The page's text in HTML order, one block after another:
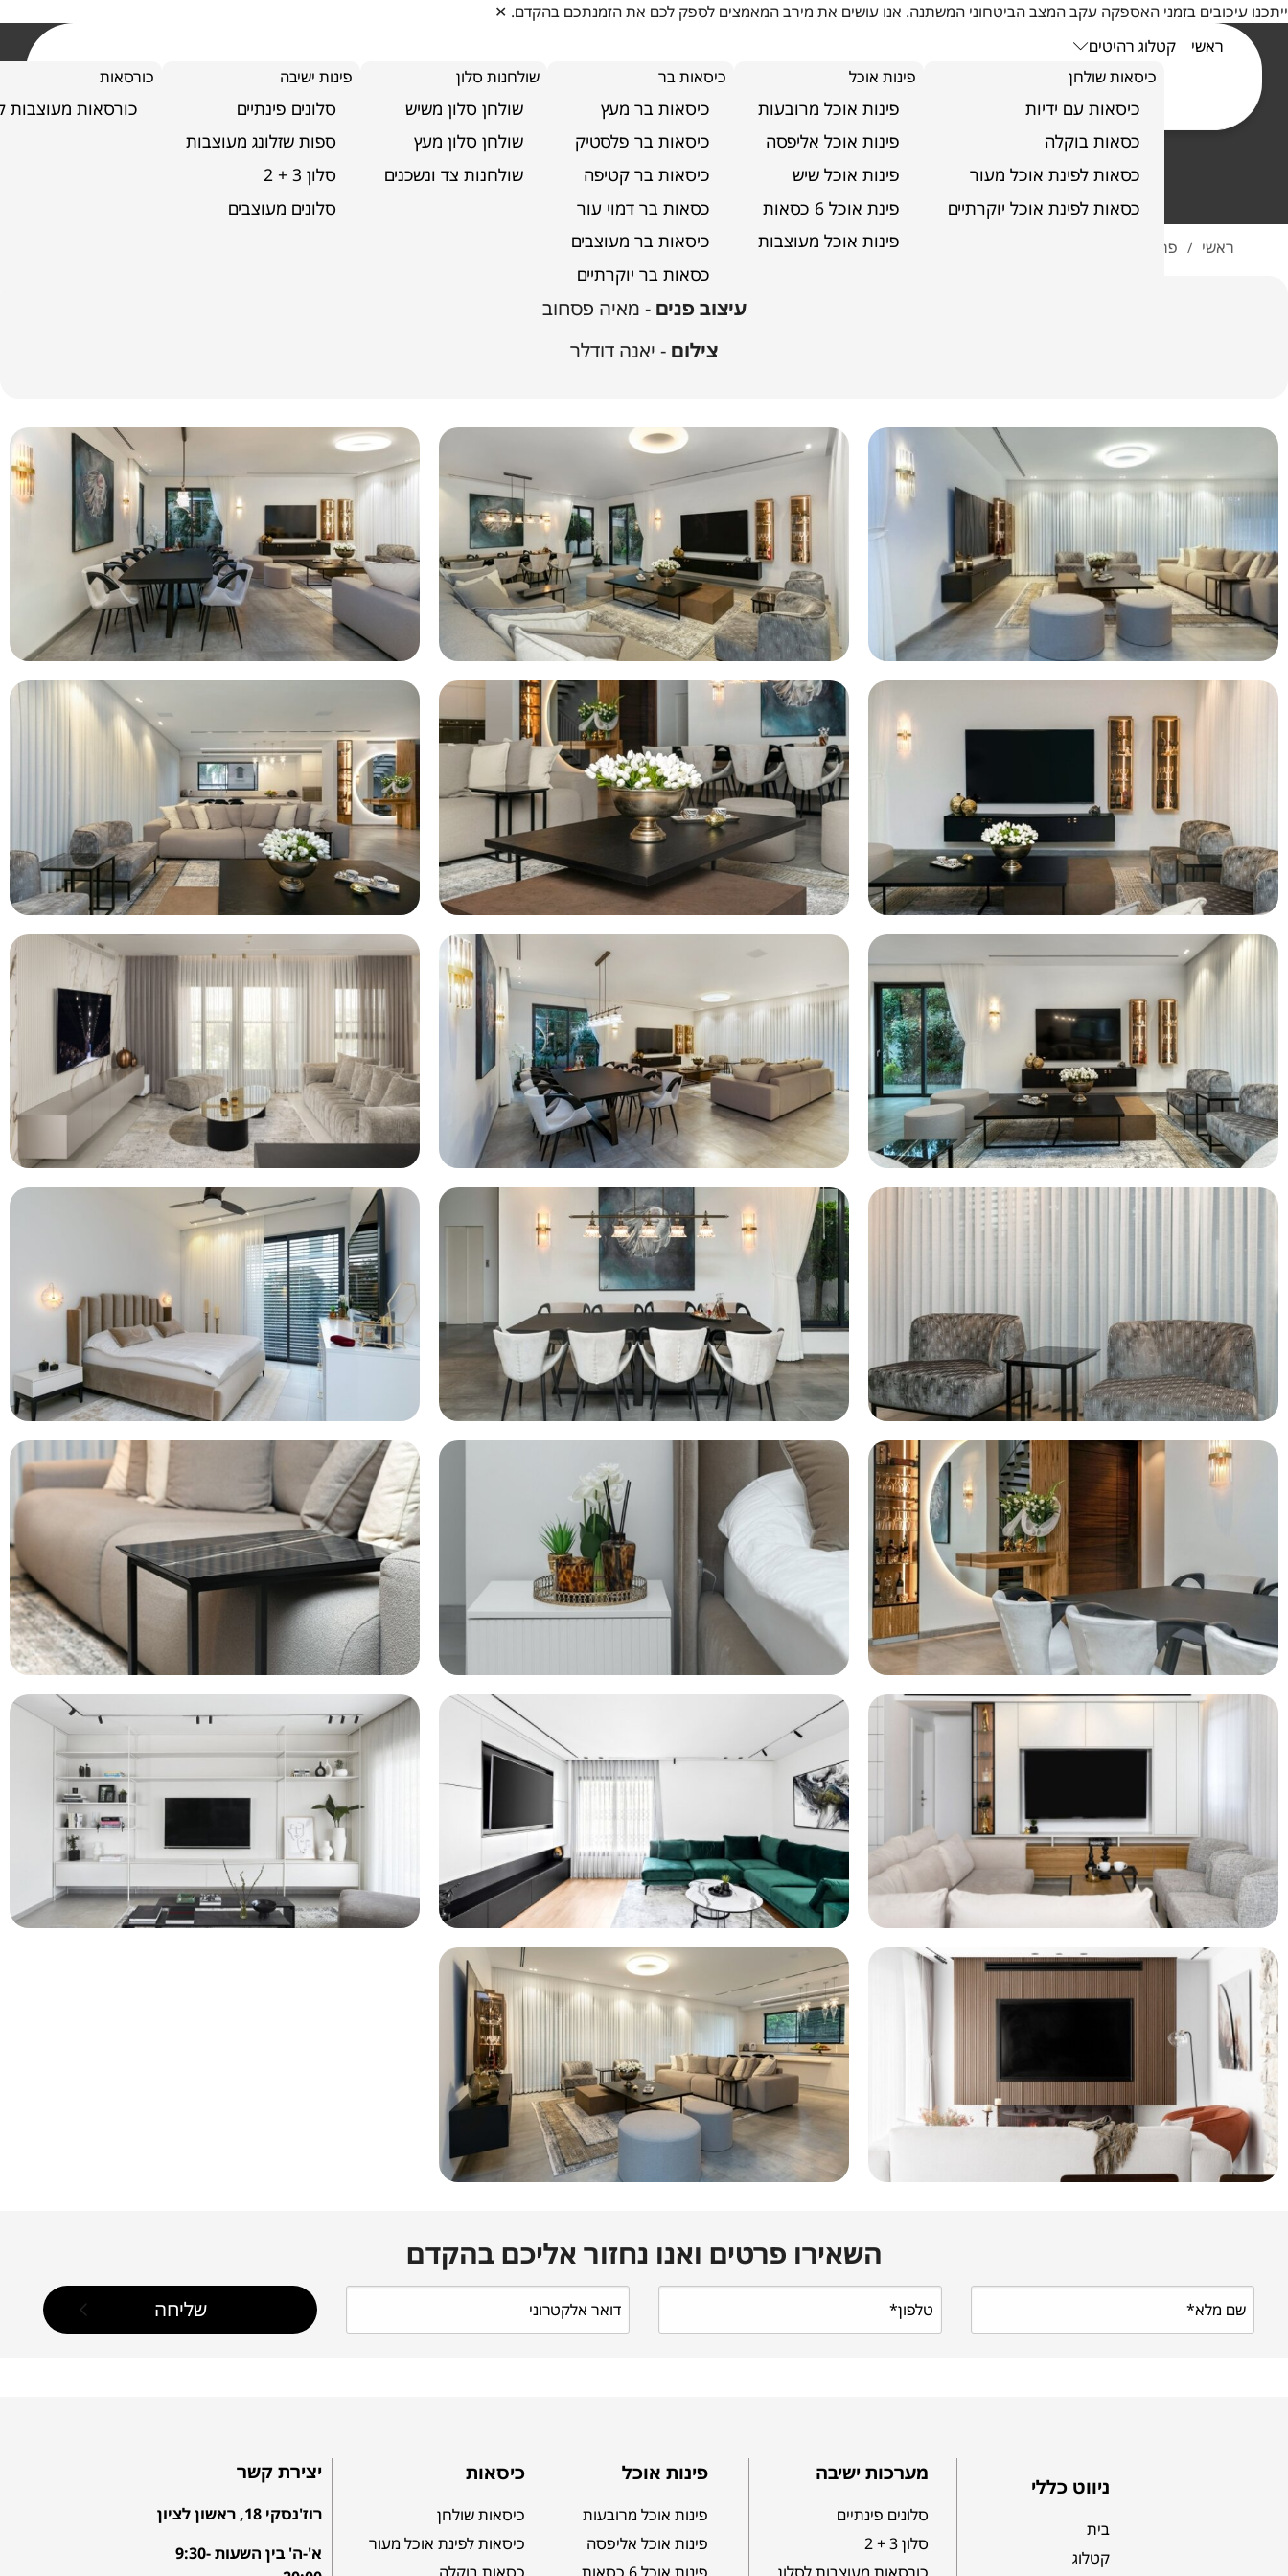
ייתכנו עיכובים בזמני האספקה עקב המצב הביטחוני המשתנה. אנו עושים את מירב המאמצים לספק לכם את הזמנתכם בהקדם. ✕
ראשי
קטלוג רהיטים
כיסאות שולחן
כיסאות עם ידיות
כסאות בוקלה
כסאות לפינת אוכל מעור
כסאות לפינת אוכל יוקרתיים
פינות אוכל
פינות אוכל מרובעות
פינות אוכל אליפסה
פינות אוכל שיש
פינת אוכל 6 כסאות
פינות אוכל מעוצבות
כיסאות בר
כיסאות בר מעץ
כיסאות בר פלסטיק
כיסאות בר קטיפה
כסאות בר דמוי עור
כיסאות בר מעוצבים
כסאות בר יוקרתיים
שולחנות סלון
שולחן סלון משיש
שולחן סלון מעץ
שולחנות צד ונשכנים
פינות ישיבה
סלונים פינתיים
ספות שזלונג מעוצבות
סלון 3 + 2
סלונים מעוצבים
כורסאות
כורסאות מעוצבות
בית פרטי בקריית אונו ראשי / פרויקטים
עיצוב פנים - מאיה פסחוב
צילום - יאנה דודלר
השאירו פרטים ואנו נחזור אליכם בהקדם
ניווט כללי
בית
קטלוג
מערכות ישיבה
סלונים פינתיים
סלון 3 + 2
פינות אוכל
פינות אוכל מרובעות
פינות אוכל אליפסה
כיסאות
כיסאות שולחן
כיסאות לפינת אוכל מעור
יצירת קשר
רוז'נסקי 18, ראשון לציון
א'-ה' בין השעות 9:30-